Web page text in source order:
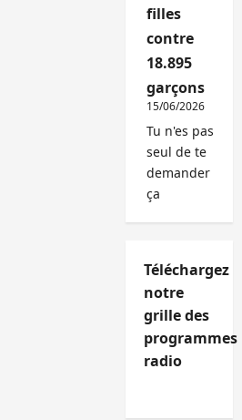
filles
contre
18.895
garçons
15/06/2026
Tu n'es pas
seul de te
demander
ça
Téléchargez
notre
grille des
programmes
radio